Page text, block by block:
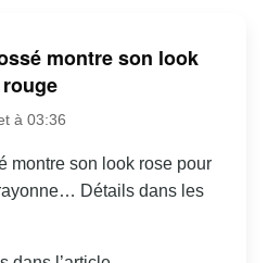
montre son look
à 03:36
montre son look rose pour
Détails dans les